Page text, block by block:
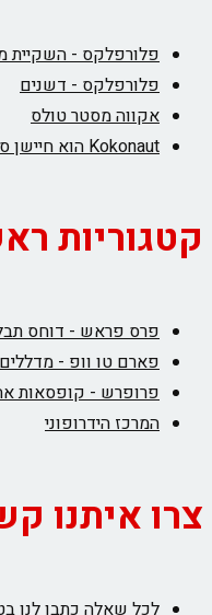
פלורפלקס - השקיית
פלורפלקס - דשנים
אקווה מסטר טולס
Kokonaut הוא חיישן סביבתי
קטגוריות
פרס פראש - דוחס
פארם טו וופ -
פרופרש - קופסאות
המרכז הידרופוני
צרו איתנו
לכל שאלה כתבו לנו